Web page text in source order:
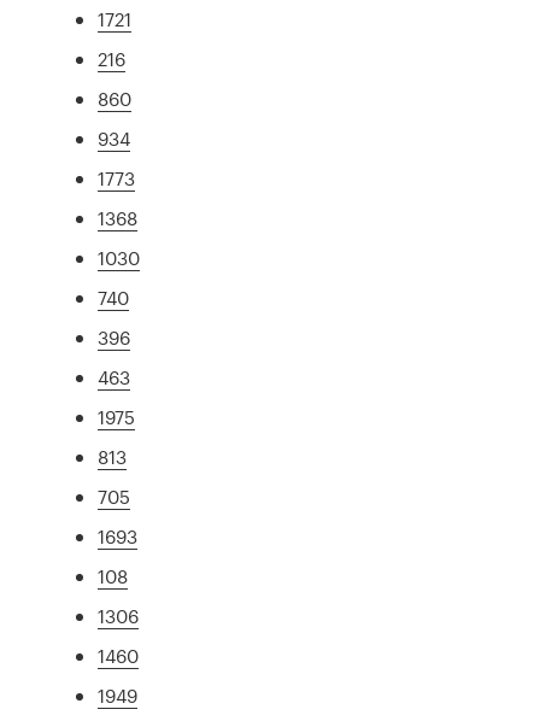
1721
216
860
934
1773
1368
1030
740
396
463
1975
813
705
1693
108
1306
1460
1949